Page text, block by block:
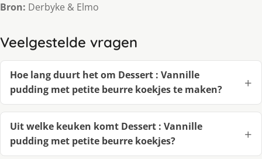
Bron: Derbyke & Elmo
Veelgestelde vragen
Hoe lang duurt het om Dessert : Vannille
pudding met petite beurre koekjes te maken?
Uit welke keuken komt Dessert : Vannille
pudding met petite beurre koekjes?